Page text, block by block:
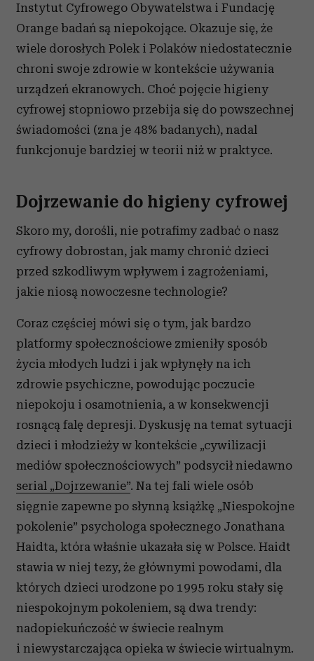
Instytut Cyfrowego Obywatelstwa i Fundację
Orange badań są niepokojące. Okazuje się, że
wiele dorosłych Polek i Polaków niedostatecznie
chroni swoje zdrowie w kontekście używania
urządzeń ekranowych. Choć pojęcie higieny
cyfrowej stopniowo przebija się do powszechnej
świadomości (zna je 48% badanych), nadal
funkcjonuje bardziej w teorii niż w praktyce.
Dojrzewanie do higieny cyfrowej
Skoro my, dorośli, nie potrafimy zadbać o nasz
cyfrowy dobrostan, jak mamy chronić dzieci
przed szkodliwym wpływem i zagrożeniami,
jakie niosą nowoczesne technologie?
Coraz częściej mówi się o tym, jak bardzo
platformy społecznościowe zmieniły sposób
życia młodych ludzi i jak wpłynęły na ich
zdrowie psychiczne, powodując poczucie
niepokoju i osamotnienia, a w konsekwencji
rosnącą falę depresji. Dyskusję na temat sytuacji
dzieci i młodzieży w kontekście „cywilizacji
mediów społecznościowych” podsycił niedawno
serial „Dojrzewanie”. Na tej fali wiele osób
sięgnie zapewne po słynną książkę „Niespokojne
pokolenie” psychologa społecznego Jonathana
Haidta, która właśnie ukazała się w Polsce. Haidt
stawia w niej tezy, że głównymi powodami, dla
których dzieci urodzone po 1995 roku stały się
niespokojnym pokoleniem, są dwa trendy:
nadopiekuńczość w świecie realnym
i niewystarczająca opieka w świecie wirtualnym.